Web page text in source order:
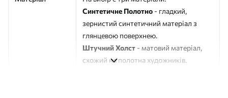
Синтетичне Полотно - гладкий,
зернистий синтетичний матеріал з
глянцевою поверхнею.
Штучний Холст - матовий матеріал,
схожий на полотна художників.